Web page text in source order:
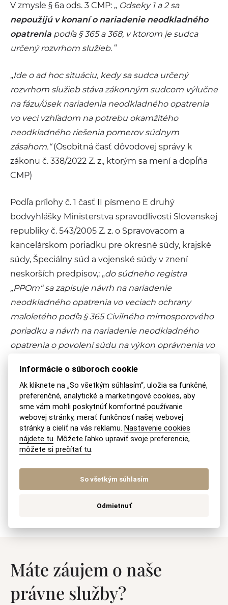
V zmysle § 6a ods. 3 CMP: „ Odseky 1 a 2 sa
nepoužijú v konaní o nariadenie neodkladného
opatrenia podľa § 365 a 368, v ktorom je sudca
určený rozvrhom služieb. “
„Ide o ad hoc situáciu, kedy sa sudca určený
rozvrhom služieb stáva zákonným sudcom výlučne
na fázu/úsek nariadenia neodkladného opatrenia
vo veci vzhľadom na potrebu okamžitého
neodkladného riešenia pomerov súdnym
zásahom.“(Osobitná časť dôvodovej správy k
zákonu č. 338/2022 Z. z., ktorým sa mení a dopĺňa
CMP)
Podľa prílohy č. 1 časť II písmeno E druhý
bodvyhlášky Ministerstva spravodlivosti Slovenskej
republiky č. 543/2005 Z. z. o Spravovacom a
kancelárskom poriadku pre okresné súdy, krajské
súdy, Špeciálny súd a vojenské súdy v znení
neskorších predpisov,: „do súdneho registra
„PPOm“ sa zapisuje návrh na nariadenie
neodkladného opatrenia vo veciach ochrany
maloletého podľa § 365 Civilného mimosporového
poriadku a návrh na nariadenie neodkladného
opatrenia o povolení súdu na výkon oprávnenia vo
Civilného mimosporového poriadku; ak je návrh na
nariadenie neodkladného opatrenia podaný v čase,
keď podateľňa súdu nie je v prevádzke,
službukonajúci sudca prevezme návrh, zabezpečí
jeho prevzatie a vyznačenie v registri a týmto
úkonom sa stáva zákonným sudcom na nariadenie
POSLAŤ MAILOM
Máte záujem o naše
právne služby?
Informácie o súboroch cookie
Ak kliknete na „So všetkým súhlasím“, uložia sa funkčné,
preferenčné, analytické a marketingové cookies, aby
sme vám mohli poskytnúť komfortné používanie
webovej stránky, merať funkčnosť našej webovej
stránky a cieliť na vás reklamu. Nastavenie cookies
nájdete tu. Môžete ľahko upraviť svoje preferencie,
môžete si prečítať tu.
So všetkým súhlasím
Odmietnuť